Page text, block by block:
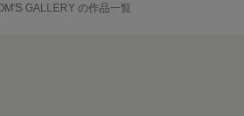
GALLERY の作品一覧